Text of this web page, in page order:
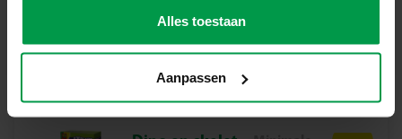
Alles toestaan
Aanpassen
biedt een leuke manier om te spelen en te leren, terwijl
het geduld en verbeeldingskracht stimuleert.
– Verrassingsei met dino
Waarom kiezen voor SES Creative?
edelstenen